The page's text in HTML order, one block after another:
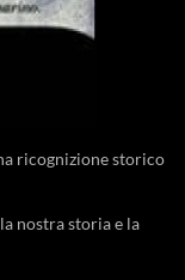
ricognizione storico
nostra storia e la